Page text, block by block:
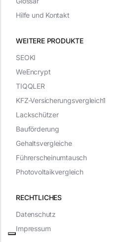
WEITERE PRODUKTE
RECHTLICHES
Hilfe und Kontakt
SEOKI
WeEncrypt
TIQQLER
KFZ-Versicherungsvergleich1
Lackschützer
Bauförderung
Gehaltsvergleiche
Führerscheinumtausch
Photovoltaikvergleich
Datenschutz
Impressum